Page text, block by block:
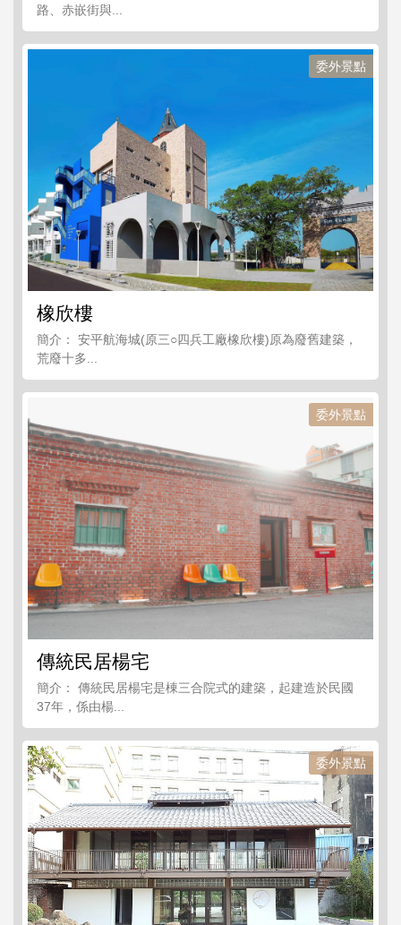
路、赤嵌街與...
委外景點
橡欣樓
簡介： 安平航海城(原三○四兵工廠橡欣樓)原為廢舊建築，
荒廢十多...
委外景點
傳統民居楊宅
簡介： 傳統民居楊宅是棟三合院式的建築，起建造於民國
37年，係由楊...
委外景點